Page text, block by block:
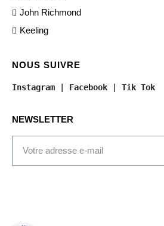
John Richmond
Keeling
NOUS SUIVRE
Instagram Facebook Tik Tok
NEWSLETTER